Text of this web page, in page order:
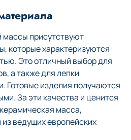
массы присутствуют
которые характеризуются
Это отличный выбор для
а также для лепки
Готовые изделия получаются
За эти качества и ценится
масса,
ведущих европейских